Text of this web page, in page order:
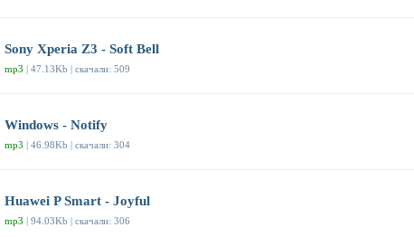
Sony Xperia Z3 - Soft Bell
mp3 | 47.13Kb | скачали: 509
Windows - Notify
mp3 | 46.98Kb | скачали: 304
Huawei P Smart - Joyful
mp3 | 94.03Kb | скачали: 306